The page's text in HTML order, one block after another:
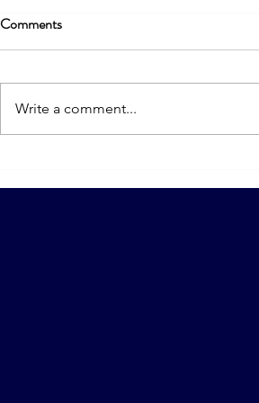
חשוב. או שלא? ובכן, זה תלוי
Comments
Write a comment...